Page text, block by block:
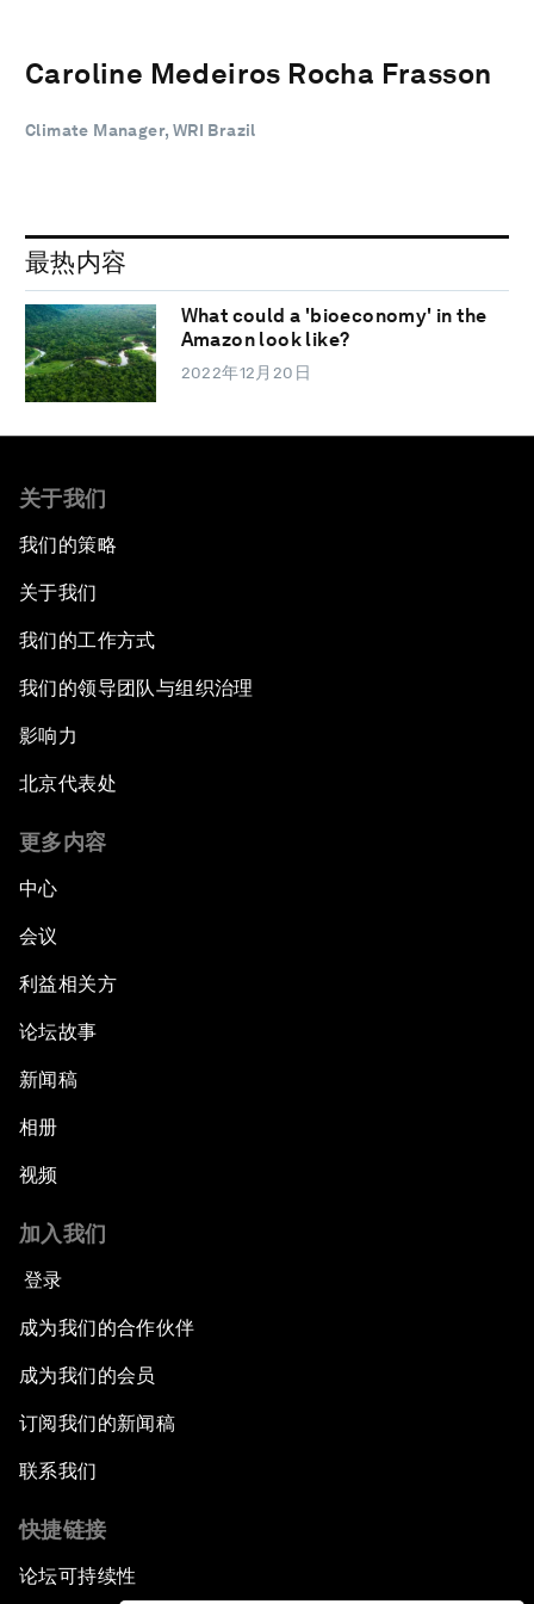
Caroline Medeiros Rocha Frasson
Climate Manager, WRI Brazil
最热内容
What could a 'bioeconomy' in the
Amazon look like?
2022年12月20日
关于我们
我们的策略
关于我们
我们的工作方式
我们的领导团队与组织治理
影响力
北京代表处
更多内容
中心
会议
利益相关方
论坛故事
新闻稿
相册
视频
加入我们
登录
成为我们的合作伙伴
成为我们的会员
订阅我们的新闻稿
联系我们
快捷链接
论坛可持续性